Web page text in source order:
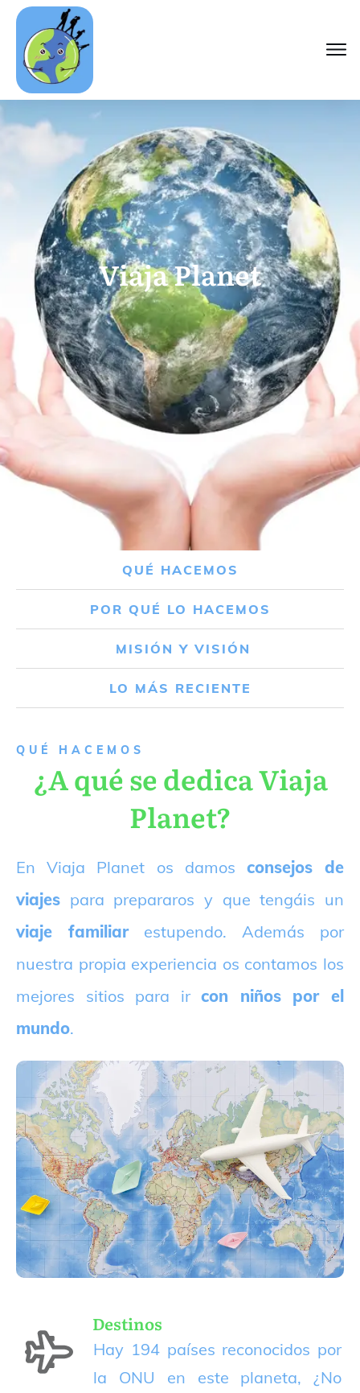
Viaja Planet
QUÉ HACEMOS
POR QUÉ LO HACEMOS
MISIÓN Y VISIÓN
LO MÁS RECIENTE
QUÉ HACEMOS
¿A qué se dedica Viaja
Planet?
En Viaja Planet os damos consejos de
viajes para prepararos y que tengáis un
viaje familiarestupendo. Además por
nuestra propia experiencia os contamos los
mejores sitios para ircon niños por el
mundo.
Destinos
Hay 194 países reconocidos por
la ONU en este planeta, ¿No